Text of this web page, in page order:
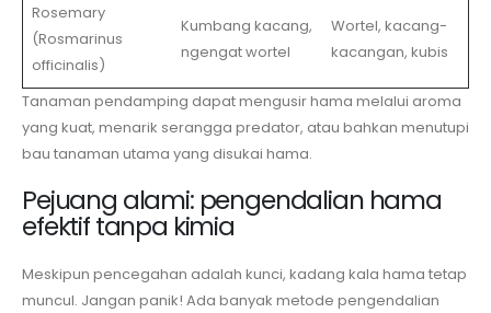
Rosemary
(Rosmarinus
officinalis)
Kumbang kacang,
ngengat wortel
Wortel, kacang-
kacangan, kubis
Tanaman pendamping dapat mengusir hama melalui aroma
yang kuat, menarik serangga predator, atau bahkan menutupi
bau tanaman utama yang disukai hama.
Pejuang alami: pengendalian hama
efektif tanpa kimia
Meskipun pencegahan adalah kunci, kadang kala hama tetap
muncul. Jangan panik! Ada banyak metode pengendalian